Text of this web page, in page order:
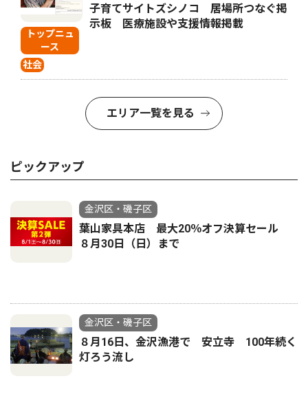
トップニュ
ース
社会
子育てサイトズシノコ 居場所つなぐ掲
示板 医療施設や支援情報掲載
エリア一覧を見る
ピックアップ
金沢区・磯子区
葉山家具本店 最大20％オフ決算セール
８月30日（日）まで
金沢区・磯子区
８月16日、金沢漁港で 安立寺 100年続く
灯ろう流し